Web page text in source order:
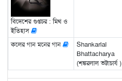
বিদেশের গুপ্তচর : মিথ ও
ইতিহাস
কলের গান মনের গান
Shankarlal
Bhattacharya
(শঙ্করলাল ভট্টাচার্য )